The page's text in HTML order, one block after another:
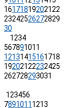
16171819202122
23242526272829
30
1234
567891011
12131415161718
19202122232425
262728293031
123456
7891011 1213